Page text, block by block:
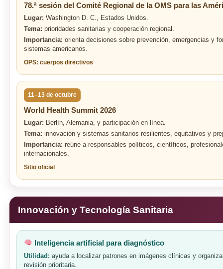
78.ª sesión del Comité Regional de la OMS para las
Lugar: Washington D. C., Estados Unidos.
Tema: prioridades sanitarias y cooperación regional.
Importancia: orienta decisiones sobre prevención, emergencias y
sistemas americanos.
OPS: cuerpos directivos
11–13 de octubre
World Health Summit 2026
Lugar: Berlín, Alemania, y participación en línea.
Tema: innovación y sistemas sanitarios resilientes, equitativos y
Importancia: reúne a responsables políticos, científicos,
internacionales.
Sitio oficial
Innovación y Tecnología Sanitaria
Inteligencia artificial para diagnóstico
Utilidad: ayuda a localizar patrones en imágenes clínicas y
revisión prioritaria.